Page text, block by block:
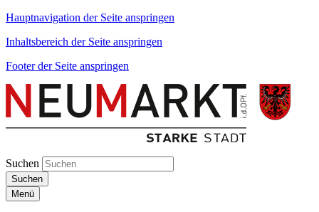
Hauptnavigation der Seite anspringen
Inhaltsbereich der Seite anspringen
Footer der Seite anspringen
Suchen
Suchen
Menü